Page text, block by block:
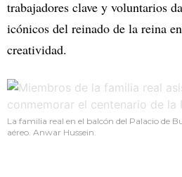
trabajadores clave y voluntarios
icónicos del reinado de la reina
creatividad.
La familia real en el balcón del Palacio de
aéreo. Anwar Hussein.